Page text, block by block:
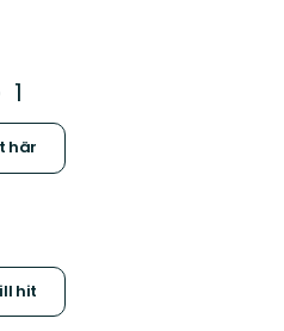
1
här
hit